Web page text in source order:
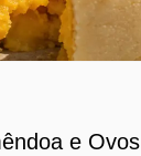
e Ovos